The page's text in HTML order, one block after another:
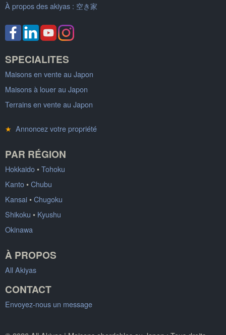
À propos des akiyas : 空き家
SPECIALITES
Maisons en vente au Japon
Maisons à louer au Japon
Terrains en vente au Japon
★ Annoncez votre propriété
PAR RÉGION
Hokkaido•Tohoku
Kanto•Chubu
Kansai•Chugoku
Shikoku • Kyushu
Okinawa
À PROPOS
All Akiyas
CONTACT
Envoyez-nous un message